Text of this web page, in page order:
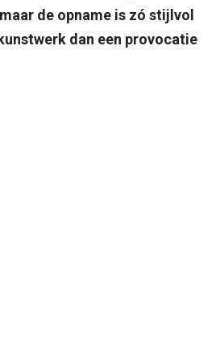
de opname is zó stijlvol
dan een provocatie